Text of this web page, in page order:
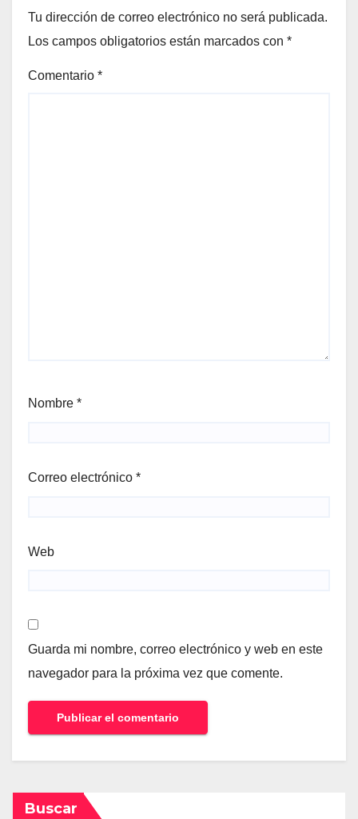
Tu dirección de correo electrónico no será publicada.
Los campos obligatorios están marcados con *
Comentario *
Nombre *
Correo electrónico *
Web
Guarda mi nombre, correo electrónico y web en este
navegador para la próxima vez que comente.
Buscar